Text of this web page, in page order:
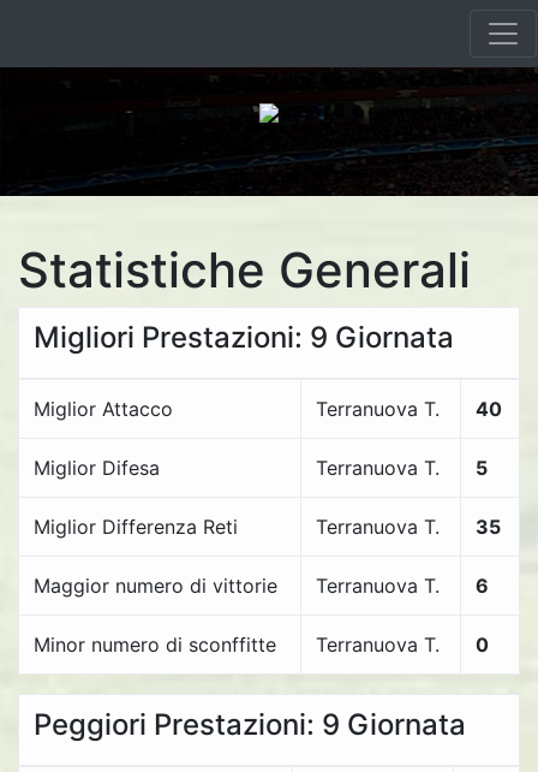
Statistiche Generali
Migliori Prestazioni: 9 Giornata
Miglior Attacco Terranuova T. 40
Miglior Difesa Terranuova T. 5
Miglior Differenza Reti Terranuova T. 35
Maggior numero di vittorie Terranuova T. 6
Minor numero di sconffitte Terranuova T. 0
Peggiori Prestazioni: 9 Giornata